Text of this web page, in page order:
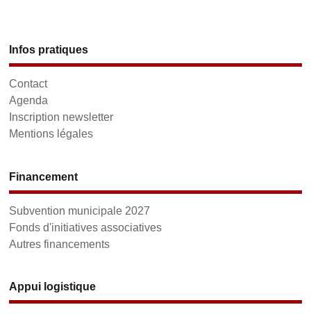
Infos pratiques
Contact
Agenda
Inscription newsletter
Mentions légales
Financement
Subvention municipale 2027
Fonds d'initiatives associatives
Autres financements
Appui logistique